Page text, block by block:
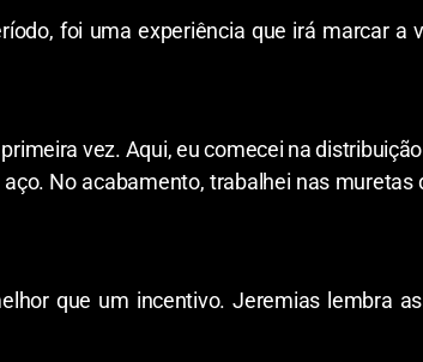
foi uma experiência que irá marcar a
vez. Aqui, eu comecei na
No acabamento, trabalhei nas muretas
que um incentivo. Jeremias lembra